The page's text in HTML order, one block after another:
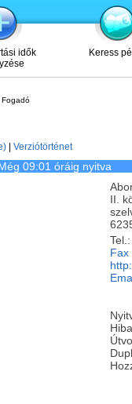
idők
Keress
Fogadó
| Verziótörténet
09:01 óráig nyitva
II.
Tel.:
Fax